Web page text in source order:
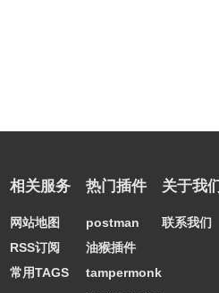
相关服务
网站地图
RSS订阅
常用TAGS
热门插件
postman
油猴插件
tampermonkey
关于我
联系我们